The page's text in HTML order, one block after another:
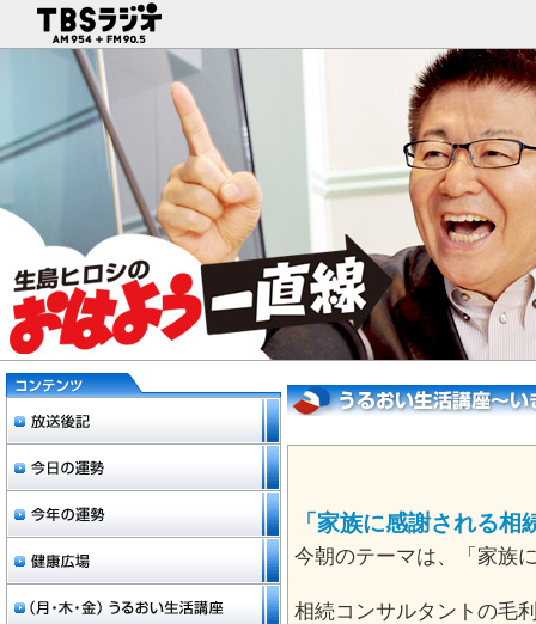
「家族に感謝される相
今朝のテーマは、「家族
相続コンサルタントの毛